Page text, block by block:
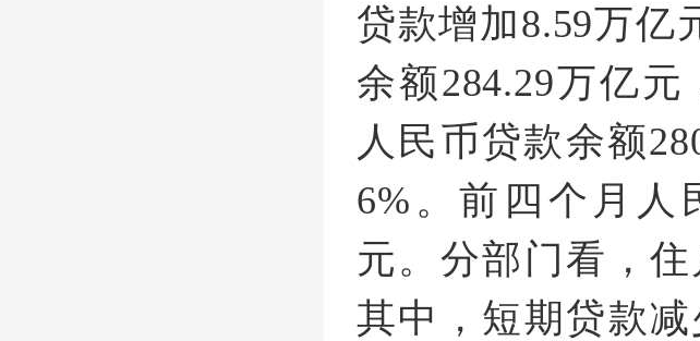
贷款增加8.59万亿
余额284.29万亿
人民币贷款余额
6%。前四个月人
元。分部门看，住
其中，短期贷款